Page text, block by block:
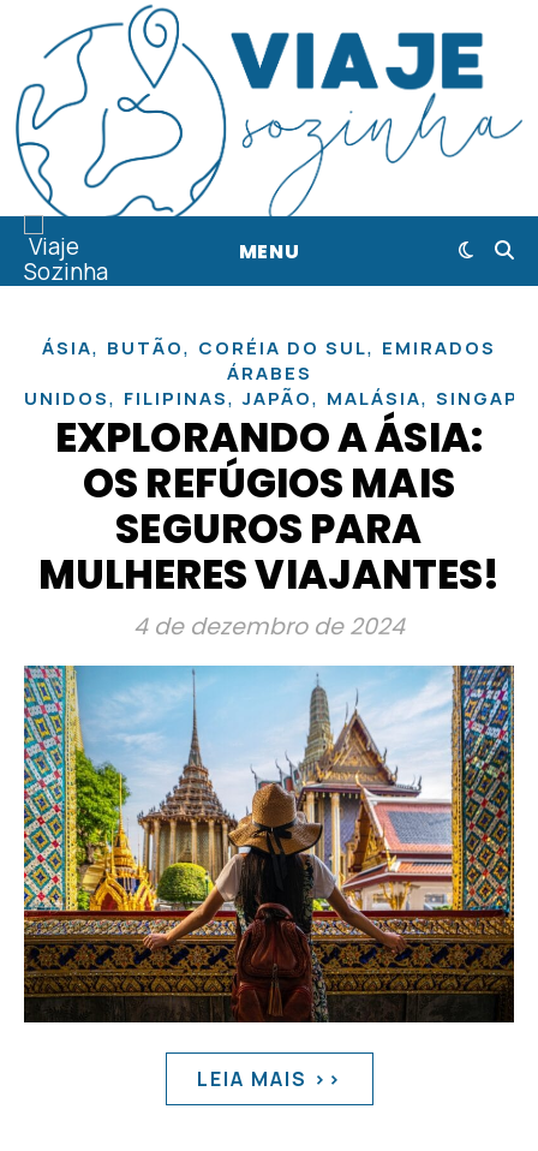
MENU
ÁSIA, BUTÃO, CORÉIA DO SUL, EMIRADOS
ÁRABES
UNIDOS, FILIPINAS,JAPÃO, MALÁSIA,
EXPLORANDO A ÁSIA:
OS REFÚGIOS MAIS
SEGUROS PARA
MULHERES VIAJANTES!
4 de dezembro de 2024
LEIA MAIS >>